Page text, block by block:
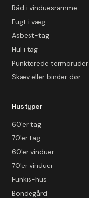
Råd i vinduesramme
Fugt i væg
Asbest-tag
Hul i tag
Punkterede termoruder
Skæv eller binder dør
Hustyper
60'er tag
70'er tag
60'er vinduer
70'er vinduer
Funkis-hus
Bondegård